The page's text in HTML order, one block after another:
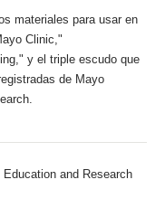
materiales para usar en
Clinic,"
y el triple escudo que
de Mayo
and Research